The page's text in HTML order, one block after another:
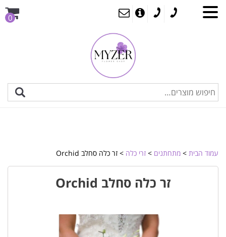
0
עמוד הבית > מתחתנים > זרי כלה > זר כלה סחלב Orchid
זר כלה סחלב Orchid